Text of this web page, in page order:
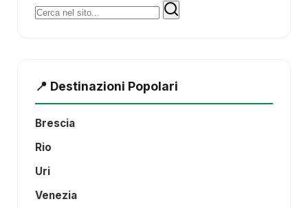
Cerca:
📍 Destinazioni Popolari
Brescia
Rio
Uri
Venezia